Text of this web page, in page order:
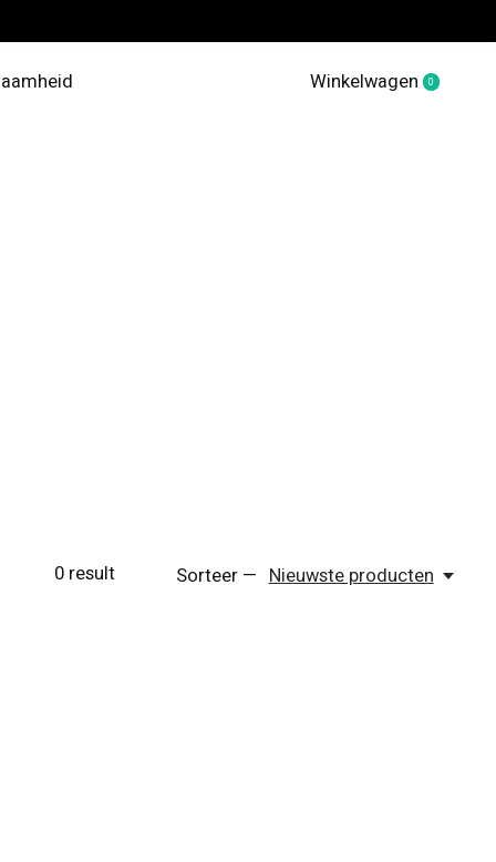
Winkelwagen 0items
0result Sorteer — Nieuwste producten